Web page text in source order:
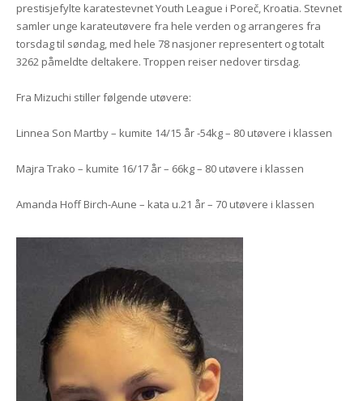
prestisjefylte karatestevnet Youth League i Poreč, Kroatia. Stevnet
samler unge karateutøvere fra hele verden og arrangeres fra
torsdag til søndag, med hele 78 nasjoner representert og totalt
3262 påmeldte deltakere. Troppen reiser nedover tirsdag.
Fra Mizuchi stiller følgende utøvere:
Linnea Son Martby – kumite 14/15 år -54kg – 80 utøvere i klassen
Majra Trako – kumite 16/17 år – 66kg – 80 utøvere i klassen
Amanda Hoff Birch-Aune – kata u.21 år – 70 utøvere i klassen